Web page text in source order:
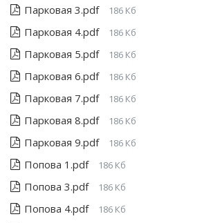
Парковая 3.pdf 186 Кб
Парковая 4.pdf 186 Кб
Парковая 5.pdf 186 Кб
Парковая 6.pdf 186 Кб
Парковая 7.pdf 186 Кб
Парковая 8.pdf 186 Кб
Парковая 9.pdf 186 Кб
Попова 1.pdf 186 Кб
Попова 3.pdf 186 Кб
Попова 4.pdf 186 Кб